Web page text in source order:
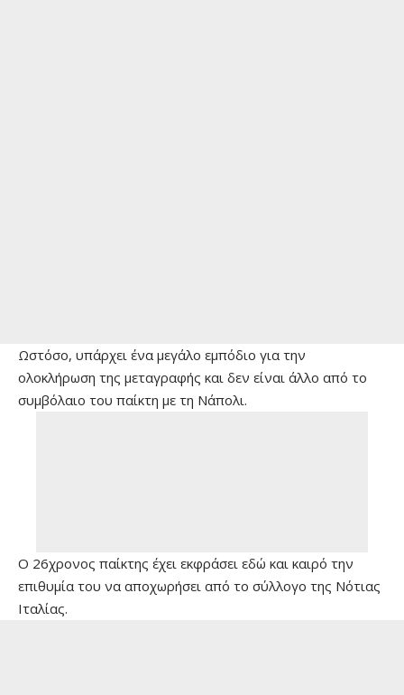
Ωστόσο, υπάρχει ένα μεγάλο εμπόδιο για την
ολοκλήρωση της μεταγραφής και δεν είναι άλλο από το
συμβόλαιο του παίκτη με τη Νάπολι.
Ο 26χρονος παίκτης έχει εκφράσει εδώ και καιρό την
επιθυμία του να αποχωρήσει από το σύλλογο της Nότιας
Ιταλίας.